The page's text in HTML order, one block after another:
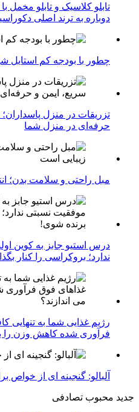
تابلو کلاسیک و تابلو مخمل
دوباره به ترند اصلی
چطور با بودجه کم استایل
تزریقات در منزل
حرفه‌ای در منزل شما
مبل راحتی و سلامت بدن؛
درس استیو جابز به کوین
ندارد؛ بروکراسی را کنار
رژیم غذایی شما به تنهایی
فرآوری شده کاهش وزن را
آلبالو: گنجینه ای از خواص
جدید محبوب تصادفی